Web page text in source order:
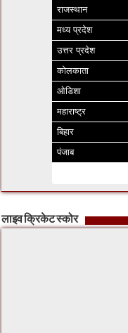
राजस्थान
मध्य प्रदेश
उत्तर प्रदेश
कोलकाता
ओडिशा
महाराष्ट्र
बिहार
पंजाब
लाइव क्रिकेट स्कोर